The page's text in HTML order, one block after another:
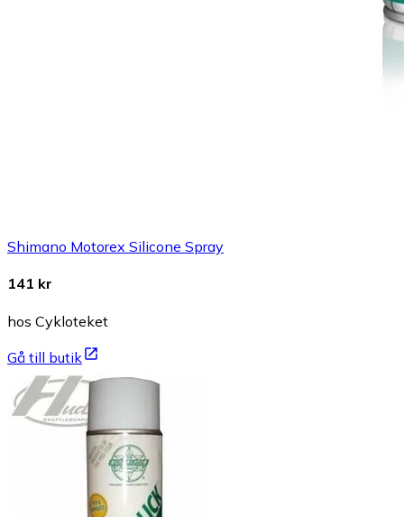
Shimano Motorex Silicone Spray
141 kr
hos Cykloteket
Gå till butik